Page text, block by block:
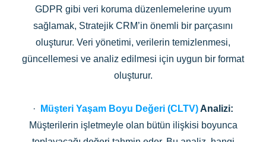
GDPR gibi veri koruma düzenlemelerine uyum
sağlamak, Stratejik CRM’in önemli bir parçasını
oluşturur. Veri yönetimi, verilerin temizlenmesi,
güncellemesi ve analiz edilmesi için uygun bir format
oluşturur.
· Müşteri Yaşam Boyu Değeri (CLTV)Analizi:
Müşterilerin işletmeyle olan bütün ilişkisi boyunca